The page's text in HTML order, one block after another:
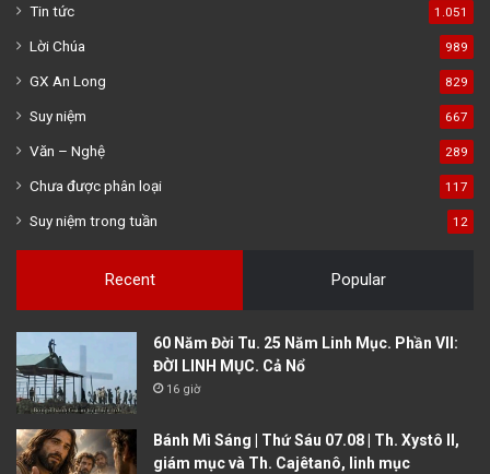
Tin tức 1.051
Lời Chúa 989
GX An Long 829
Suy niệm 667
Văn – Nghệ 289
Chưa được phân loại 117
Suy niệm trong tuần 12
Recent Popular
60 Năm Đời Tu. 25 Năm Linh Mục. Phần VII:
ĐỜI LINH MỤC. Cả Nổ
16 giờ
Bánh Mì Sáng | Thứ Sáu 07.08 | Th. Xystô II,
giám mục và Th. Cajêtanô, linh mục